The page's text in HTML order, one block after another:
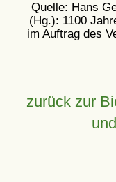
Quelle: Hans
(Hg.): 1100
im Auftrag des
zurück zur